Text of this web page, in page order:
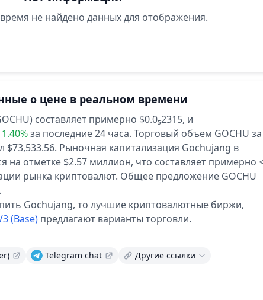
не найдено данных для отображения.
о цене в реальном времени
составляет примерно $0.0₅2315, и
1.40%за последние 24 часа. Торговый объем GOCHU за
$73,533.56. Рыночная капитализация Gochujang в
на отметке $2.57 миллион, что составляет примерно
рынка криптовалют. Общее предложение GOCHU
Gochujang, то лучшие криптовалютные биржи,
(Base) предлагают варианты торговли.
Telegram chat
Другие ссылки